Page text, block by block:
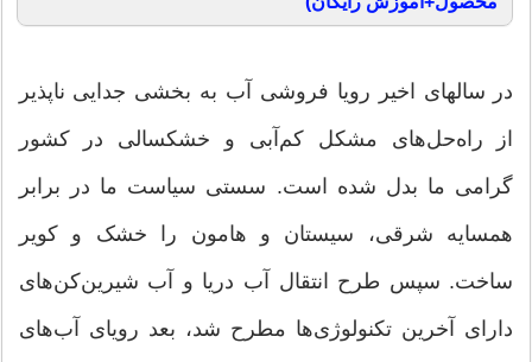
در سالهای اخیر رویا فروشی آب به بخشی جدایی ناپذیر
از راه‌حل‌های مشکل کم‌آبی و خشکسالی در کشور
گرامی ما بدل شده است. سستی سیاست ما در برابر
همسایه شرقی، سیستان و هامون را خشک و کویر
ساخت. سپس طرح انتقال آب دریا و آب شیرین‌کن‌های
دارای آخرین تکنولوژی‌ها مطرح شد، بعد رویای آب‌های